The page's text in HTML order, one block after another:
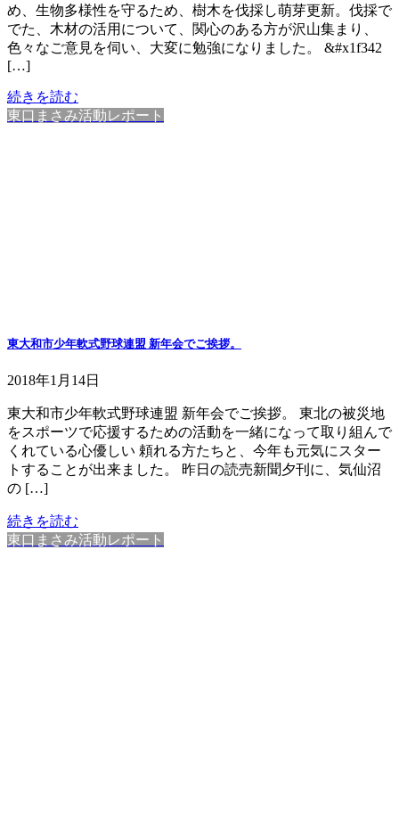
め、生物多様性を守るため、樹木を伐採し萌芽更新。伐採で
でた、木材の活用について、関心のある方が沢山集まり、
色々なご意見を伺い、大変に勉強になりました。 &#x1f342
[…]
続きを読む
東口まさみ活動レポート
東大和市少年軟式野球連盟 新年会でご挨拶。
2018年1月14日
東大和市少年軟式野球連盟 新年会でご挨拶。 東北の被災地
をスポーツで応援するための活動を一緒になって取り組んで
くれている心優しい 頼れる方たちと、今年も元気にスター
トすることが出来ました。 昨日の読売新聞夕刊に、気仙沼
の […]
続きを読む
東口まさみ活動レポート